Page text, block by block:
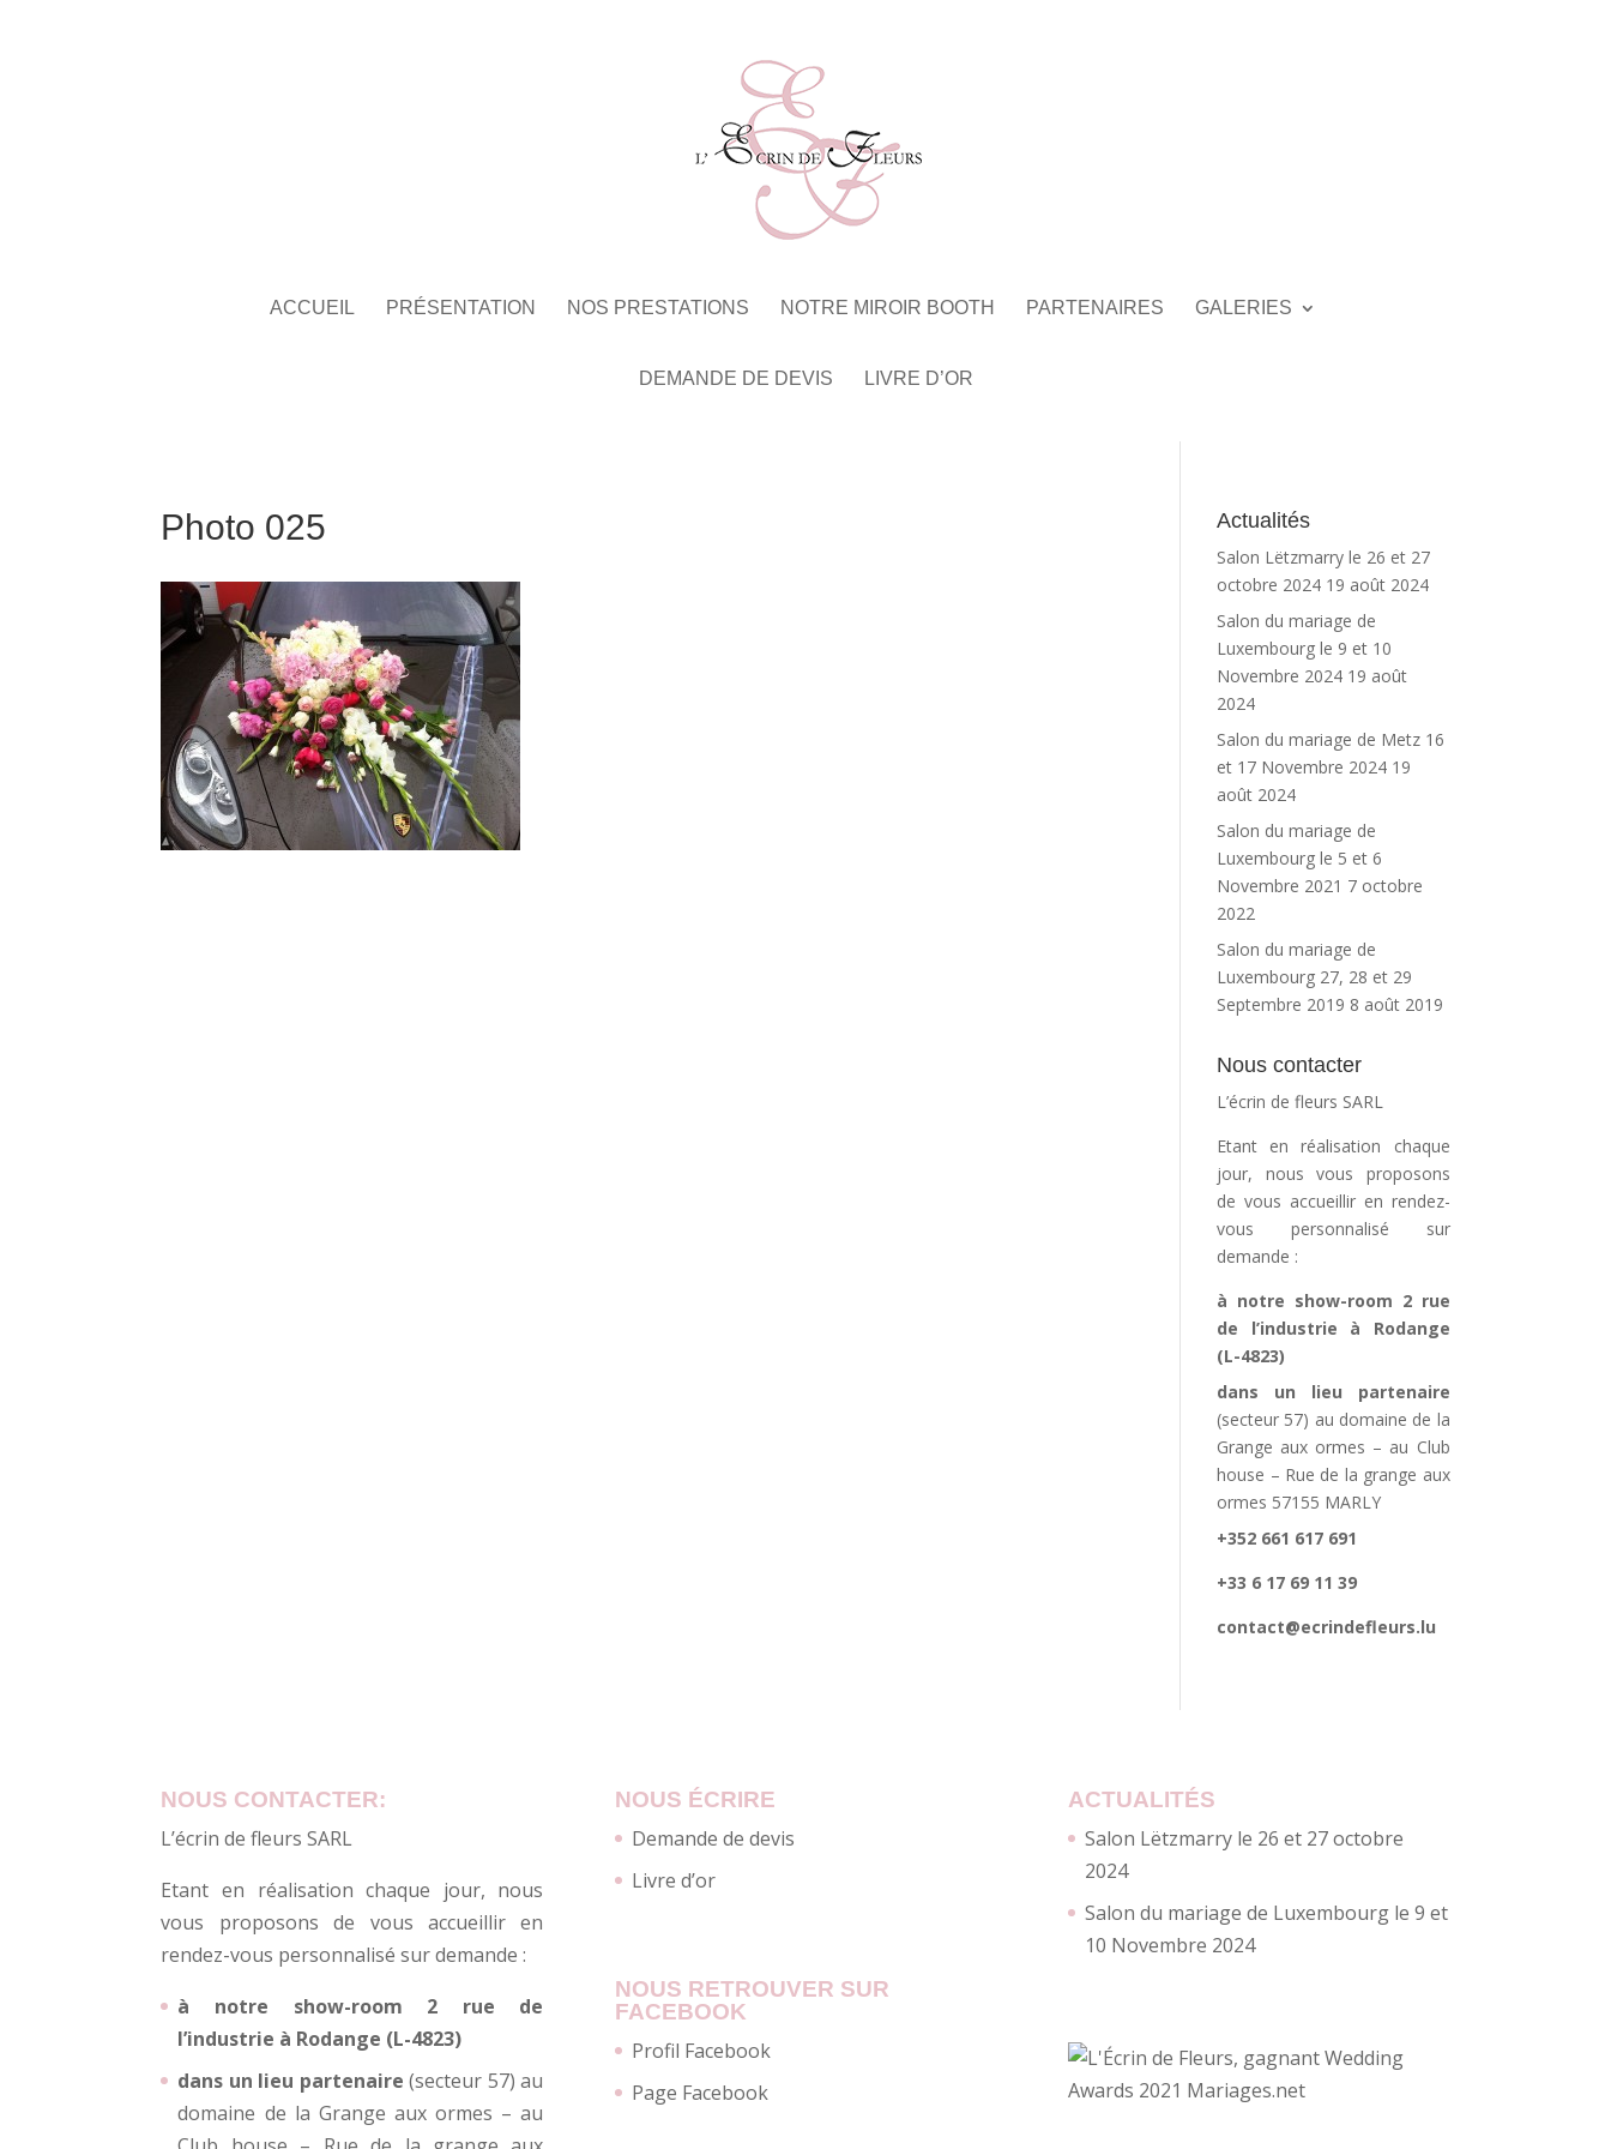
ACCUEIL PRÉSENTATION NOS PRESTATIONS NOTRE MIROIR BOOTH PARTENAIRES GALERIES
DEMANDE DE DEVIS LIVRE D’OR
Photo 025 Actualités
Salon Lëtzmarry le 26 et 27
octobre 2024 19 août 2024
Salon du mariage de
Luxembourg le 9 et 10
Novembre 2024 19 août
2024
Salon du mariage de Metz 16
et 17 Novembre 2024 19
août 2024
Salon du mariage de
Luxembourg le 5 et 6
Novembre 2021 7 octobre
2022
Salon du mariage de
Luxembourg 27, 28 et 29
Septembre 2019 8 août 2019
Nous contacter
L’écrin de fleurs SARL
Etant en réalisation chaque
jour, nous vous proposons
de vous accueillir en rendez-
vous personnalisé sur
demande :
à notre show-room 2 rue
de l’industrie à Rodange
(L-4823)
dans un lieu partenaire
(secteur 57) au domaine de la
Grange aux ormes – au Club
house – Rue de la grange aux
ormes 57155 MARLY
+352 661 617 691
+33 6 17 69 11 39
contact@ecrindefleurs.lu
NOUS CONTACTER:
L’écrin de fleurs SARL
Etant en réalisation chaque jour, nous
vous proposons de vous accueillir en
rendez-vous personnalisé sur demande :
à notre show-room 2 rue de
l’industrie à Rodange (L-4823)
dans un lieu partenaire (secteur 57) au
domaine de la Grange aux ormes – au
NOUS ÉCRIRE
Demande de devis
Livre d’or
NOUS RETROUVER SUR
FACEBOOK
Profil Facebook
Page Facebook
ACTUALITÉS
Salon Lëtzmarry le 26 et 27 octobre
2024
Salon du mariage de Luxembourg le 9 et
10 Novembre 2024